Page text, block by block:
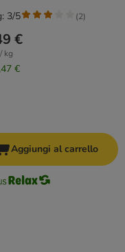
€
kg
€
3/5 (2)
Aggiungi al carrello